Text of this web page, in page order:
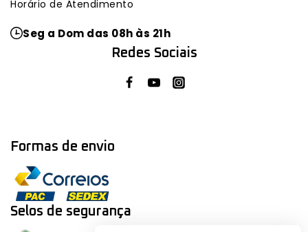
Horário de Atendimento
Seg a Dom das 08h às 21h
Redes Sociais
Formas de envio
Selos de segurança